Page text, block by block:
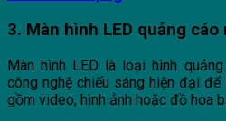
3. Màn hình LED quảng
Màn hình LED là loại hình
công nghệ chiếu sáng hiện đại
gồm video, hình ảnh hoặc đồ họa